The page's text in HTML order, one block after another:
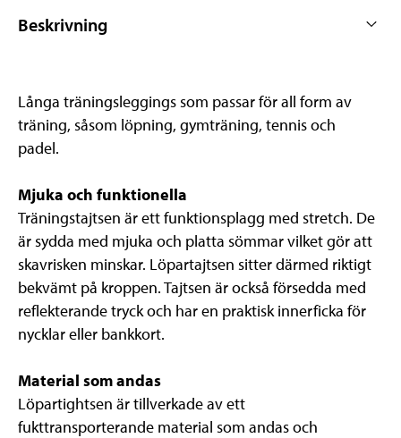
Beskrivning
Långa träningsleggings som passar för all form av
träning, såsom löpning, gymträning, tennis och
padel.
Mjuka och funktionella
Träningstajtsen är ett funktionsplagg med stretch. De
är sydda med mjuka och platta sömmar vilket gör att
skavrisken minskar. Löpartajtsen sitter därmed riktigt
bekvämt på kroppen. Tajtsen är också försedda med
reflekterande tryck och har en praktisk innerficka för
nycklar eller bankkort.
Material som andas
Löpartightsen är tillverkade av ett
fukttransporterande material som andas och